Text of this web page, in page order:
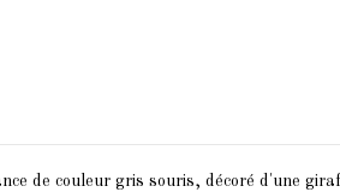
de couleur gris souris, décoré d'une